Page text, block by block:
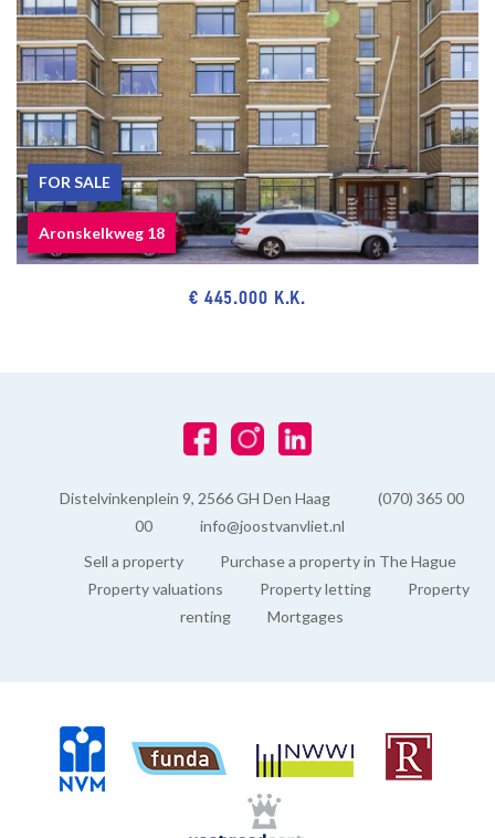
Close to European- and International School of The Hague, various
schools and sport facilities.
The measurement instruction is based on NEN2580. The
measurement instruction is intended to apply a more uniform way
of measuring for giving an indication of the use surface. The
measurement instruction can not completely close differences in
measurement results, for example by differences in interpretation,
rounding or limitations in the performance of the measurement.
FOR SALE
Aronskelkweg 18
€ 445.000 K.K.
Distelvinkenplein 9, 2566 GH Den Haag
(070) 365 00
00
info@joostvanvliet.nl
Sell a property
Purchase a property in The Hague
Property valuations
Property letting
Property
renting
Mortgages